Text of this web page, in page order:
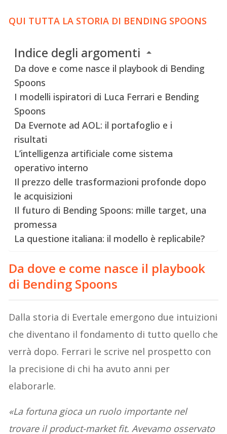
QUI TUTTA LA STORIA DI BENDING SPOONS
Indice degli argomenti
Da dove e come nasce il playbook di Bending
Spoons
I modelli ispiratori di Luca Ferrari e Bending
Spoons
Da Evernote ad AOL: il portafoglio e i
risultati
L’intelligenza artificiale come sistema
operativo interno
Il prezzo delle trasformazioni profonde dopo
le acquisizioni
Il futuro di Bending Spoons: mille target, una
promessa
La questione italiana: il modello è replicabile?
Da dove e come nasce il playbook
di Bending Spoons
Dalla storia di Evertale emergono due intuizioni
che diventano il fondamento di tutto quello che
verrà dopo. Ferrari le scrive nel prospetto con
la precisione di chi ha avuto anni per
elaborarle.
«La fortuna gioca un ruolo importante nel
trovare il product-market fit. Avevamo osservato